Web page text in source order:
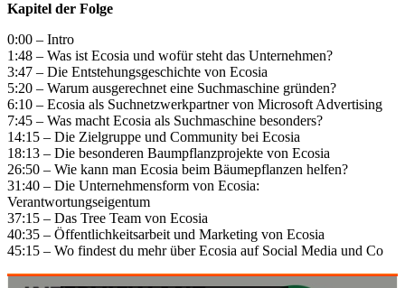
Kapitel der Folge
0:00 – Intro
1:48 – Was ist Ecosia und wofür steht das Unternehmen?
3:47 – Die Entstehungsgeschichte von Ecosia
5:20 – Warum ausgerechnet eine Suchmaschine gründen?
6:10 – Ecosia als Suchnetzwerkpartner von Microsoft Advertising
7:45 – Was macht Ecosia als Suchmaschine besonders?
14:15 – Die Zielgruppe und Community bei Ecosia
18:13 – Die besonderen Baumpflanzprojekte von Ecosia
26:50 – Wie kann man Ecosia beim Bäumepflanzen helfen?
31:40 – Die Unternehmensform von Ecosia:
Verantwortungseigentum
37:15 – Das Tree Team von Ecosia
40:35 – Öffentlichkeitsarbeit und Marketing von Ecosia
45:15 – Wo findest du mehr über Ecosia auf Social Media und Co